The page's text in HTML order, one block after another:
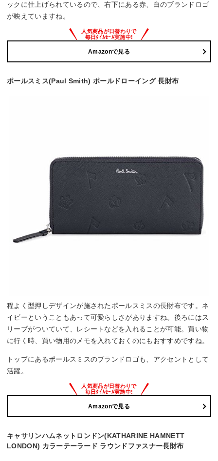
ックに仕上げられているので、右下にある赤、白のブランドロゴ
が映えていますね。
Amazonで見る
ポールスミス(Paul Smith) ポールドローイング 長財布
程よく型押しデザインが施されたポールスミスの長財布です。ネ
イビーということもあって可愛らしさがありますね。後ろにはス
リーブがついていて、レシートなどを入れることが可能。買い物
に行く時、買い物用のメモを入れておくのにもおすすめですね。
トップにあるポールスミスのブランドロゴも、アクセントとして
活躍。
Amazonで見る
キャサリンハムネットロンドン(KATHARINE HAMNETT
LONDON) カラーテーラード ラウンドファスナー長財布